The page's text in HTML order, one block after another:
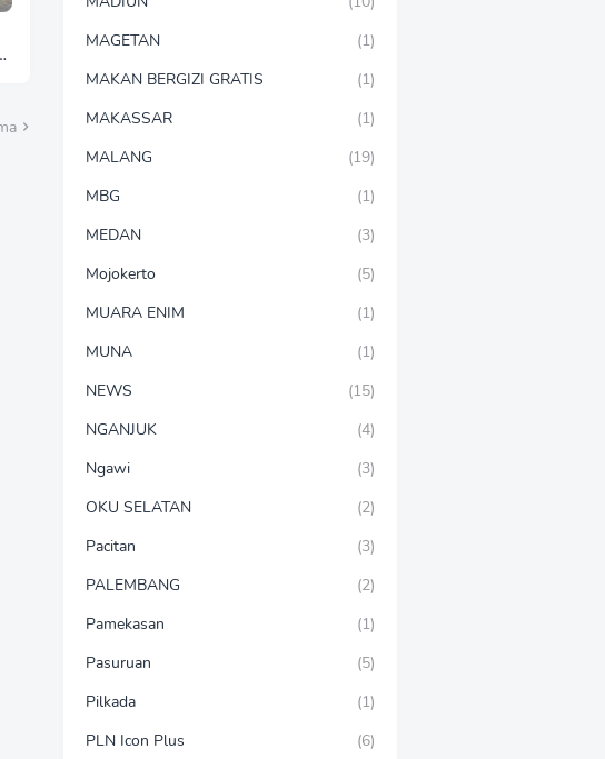
MAGETAN
(1)
MAKAN BERGIZI GRATIS
(1)
MAKASSAR
(1)
MALANG
(19)
MBG
(1)
MEDAN
(3)
Mojokerto
(5)
MUARA ENIM
(1)
MUNA
(1)
NEWS
(15)
NGANJUK
(4)
Ngawi
(3)
OKU SELATAN
(2)
Pacitan
(3)
PALEMBANG
(2)
Pamekasan
(1)
Pasuruan
(5)
Pilkada
(1)
PLN Icon Plus
(6)